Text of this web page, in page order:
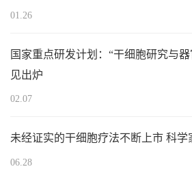
01.26
国家重点研发计划：“干细胞研究与
见出炉
02.07
未经证实的干细胞疗法不断上市 科学
06.28